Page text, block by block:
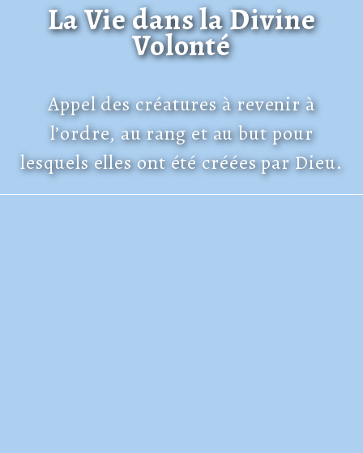
La Vie dans la Divine
Volonté
Appel des créatures à revenir à
l’ordre, au rang et au but pour
lesquels elles ont été créées par Dieu.